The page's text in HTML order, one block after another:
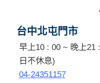
台中北屯門市
早上10 : 00 ~ 晚上21
日不休息)
04-24351157